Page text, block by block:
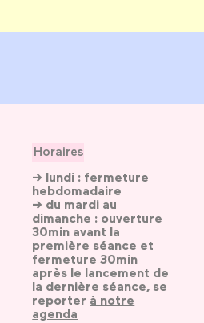
Horaires
→ lundi : fermeture
hebdomadaire
→ du mardi au
dimanche : ouverture
30min avant la
première séance et
fermeture 30min
après le lancement de
la dernière séance, se
reporter à notre
agenda